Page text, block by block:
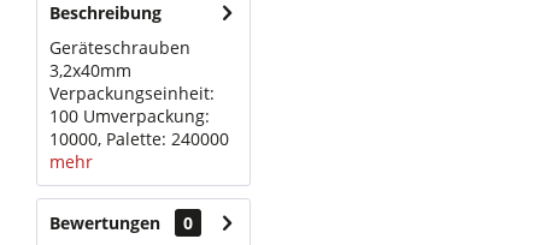
Beschreibung
Geräteschrauben
3,2x40mm
Verpackungseinheit:
100 Umverpackung:
10000, Palette: 240000
mehr
Bewertungen
0